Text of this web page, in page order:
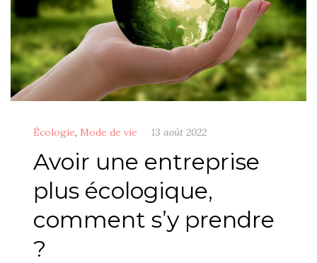
Écologie, Mode de vie 13 août 2022
Avoir une entreprise
plus écologique,
comment s’y prendre
?